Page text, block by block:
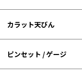
カラット天びん
ピンセット / ゲージ